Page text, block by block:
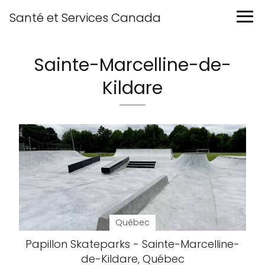
Santé et Services Canada
Sainte-Marcelline-de-
Kildare
Québec
Papillon Skateparks - Sainte-Marcelline-
de-Kildare, Québec